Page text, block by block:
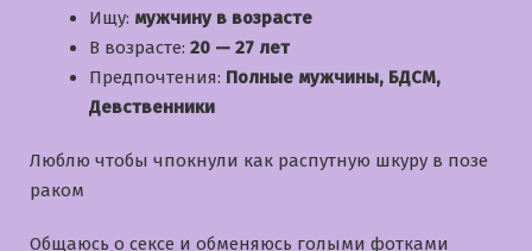
Ищу: мужчину в возрасте
В возрасте: 20 — 27 лет
Предпочтения: Полные мужчины, БДСМ,
Девственники
Люблю чтобы чпокнули как распутную шкуру в позе
раком
Общаюсь о сексе и обменяюсь голыми фотками